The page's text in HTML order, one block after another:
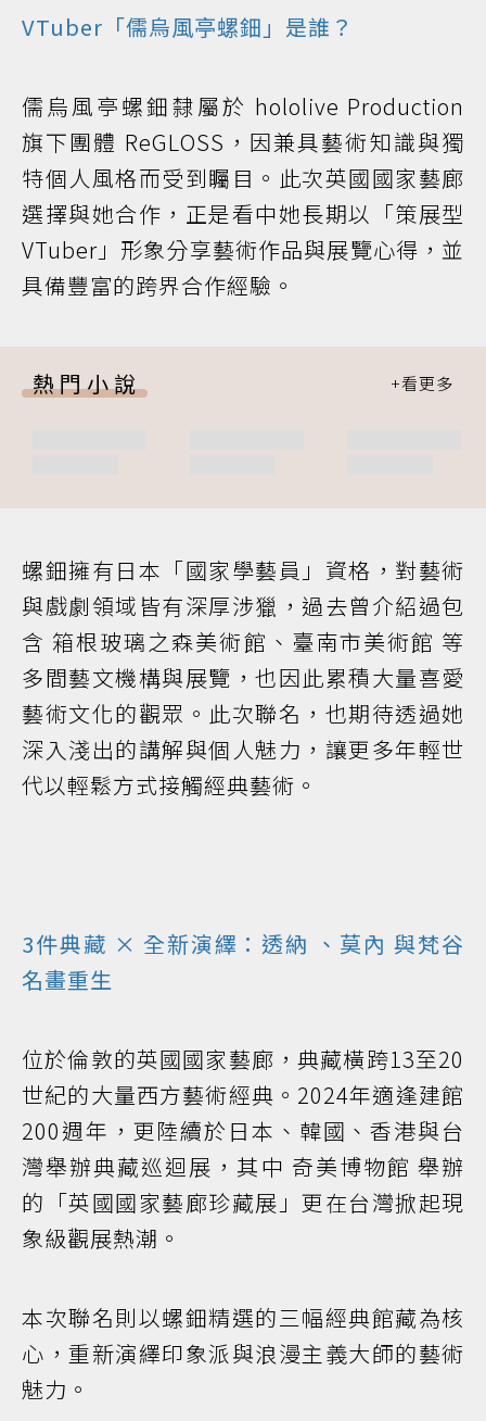
VTuber「儒烏風亭螺鈿」是誰？
儒烏風亭螺鈿隸屬於 hololive Production
旗下團體 ReGLOSS，因兼具藝術知識與獨
特個人風格而受到矚目。此次英國國家藝廊
選擇與她合作，正是看中她長期以「策展型
VTuber」形象分享藝術作品與展覽心得，並
具備豐富的跨界合作經驗。
熱門小說
螺鈿擁有日本「國家學藝員」資格，對藝術
與戲劇領域皆有深厚涉獵，過去曾介紹過包
含 箱根玻璃之森美術館、臺南市美術館 等
多間藝文機構與展覽，也因此累積大量喜愛
藝術文化的觀眾。此次聯名，也期待透過她
深入淺出的講解與個人魅力，讓更多年輕世
代以輕鬆方式接觸經典藝術。
3件典藏 × 全新演繹： 透納 、 莫內 與梵谷
名畫重生
位於倫敦的英國國家藝廊，典藏橫跨13至20
世紀的大量西方藝術經典。2024年適逢建館
200週年，更陸續於日本、韓國、香港與台
灣舉辦典藏巡迴展，其中 奇美博物館 舉辦
的「英國國家藝廊珍藏展」更在台灣掀起現
象級觀展熱潮。
本次聯名則以螺鈿精選的三幅經典館藏為核
心，重新演繹印象派與浪漫主義大師的藝術
魅力。